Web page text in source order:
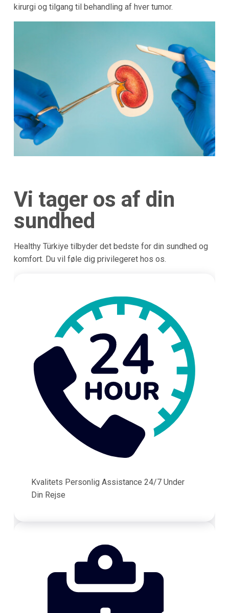
kirurgi og tilgang til behandling af hver tumor.
Vi tager os af din
sundhed
Healthy Türkiye tilbyder det bedste for din sundhed og
komfort. Du vil føle dig privilegeret hos os.
Kvalitets Personlig Assistance 24/7 Under
Din Rejse